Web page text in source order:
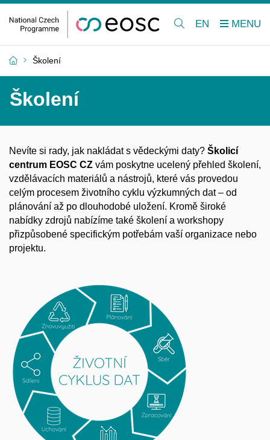
EN
Školení
Školení
Nevíte si rady, jak nakládat s vědeckými daty? Školicí
centrum EOSC CZ vám poskytne ucelený přehled školení,
vzdělávacích materiálů a nástrojů, které vás provedou
celým procesem životního cyklu výzkumných dat – od
plánování až po dlouhodobé uložení. Kromě široké
nabídky zdrojů nabízíme také školení a workshopy
přizpůsobené specifickým potřebám vaší organizace nebo
projektu.